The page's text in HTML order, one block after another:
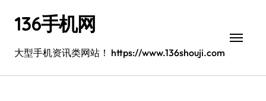
136手机网
大型手机资讯类网站！ https://www.136shouji.com